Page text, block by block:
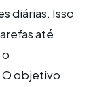
diárias. Isso
até
objetivo